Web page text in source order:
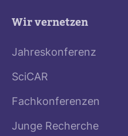
Wir vernetzen
Jahreskonferenz
SciCAR
Fachkonferenzen
Junge Recherche